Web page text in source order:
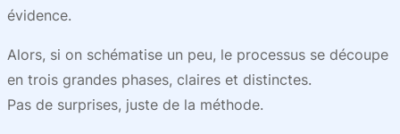
évidence.
Alors, si on schématise un peu, le processus se découpe
en trois grandes phases, claires et distinctes.
Pas de surprises, juste de la méthode.